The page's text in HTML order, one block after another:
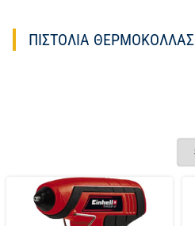
ΠΙΣΤΌΛΙΑ ΘΕΡΜΌΚΟΛΛΑΣ